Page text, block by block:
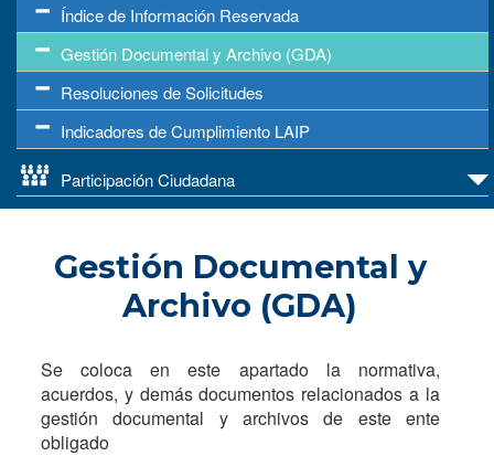
Índice de Información Reservada
Gestión Documental y Archivo (GDA)
Resoluciones de Solicitudes
Indicadores de Cumplimiento LAIP
Participación Ciudadana
Gestión Documental y
Archivo (GDA)
Se coloca en este apartado la normativa,
acuerdos, y demás documentos relacionados a la
gestión documental y archivos de este ente
obligado